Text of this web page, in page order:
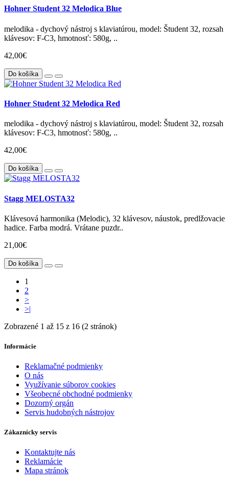
Hohner Student 32 Melodica Blue
melodika - dychový nástroj s klaviatúrou, model: Študent 32, rozsah
klávesov: F-C3, hmotnosť: 580g, ..
42,00€
Do košíka
Hohner Student 32 Melodica Red
melodika - dychový nástroj s klaviatúrou, model: Študent 32, rozsah
klávesov: F-C3, hmotnosť: 580g, ..
42,00€
Do košíka
Stagg MELOSTA32
Klávesová harmonika (Melodic), 32 klávesov, náustok, predlžovacie
hadice. Farba modrá. Vrátane puzdr..
21,00€
Do košíka
1
2
>
>|
Zobrazené 1 až 15 z 16 (2 stránok)
Informácie
Reklamačné podmienky
O nás
Využívanie súborov cookies
Všeobecné obchodné podmienky
Dozorný orgán
Servis hudobných nástrojov
Zákaznícky servis
Kontaktujte nás
Reklamácie
Mapa stránok